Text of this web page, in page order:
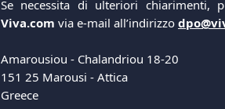
Se necessita di ulteriori chiarimenti,
Viva.com via e-mail all’indirizzo
Amarousiou - Chalandriou 18-20
151 25 Marousi - Attica
Greece